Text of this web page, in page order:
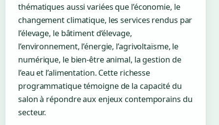
thématiques aussi variées que l’économie, le
changement climatique, les services rendus par
l’élevage, le bâtiment d’élevage,
l’environnement, l’énergie, l’agrivoltaïsme, le
numérique, le bien-être animal, la gestion de
l’eau et l’alimentation. Cette richesse
programmatique témoigne de la capacité du
salon à répondre aux enjeux contemporains du
secteur.